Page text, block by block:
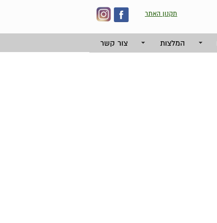
תקנון האתר
המלצות צור קשר